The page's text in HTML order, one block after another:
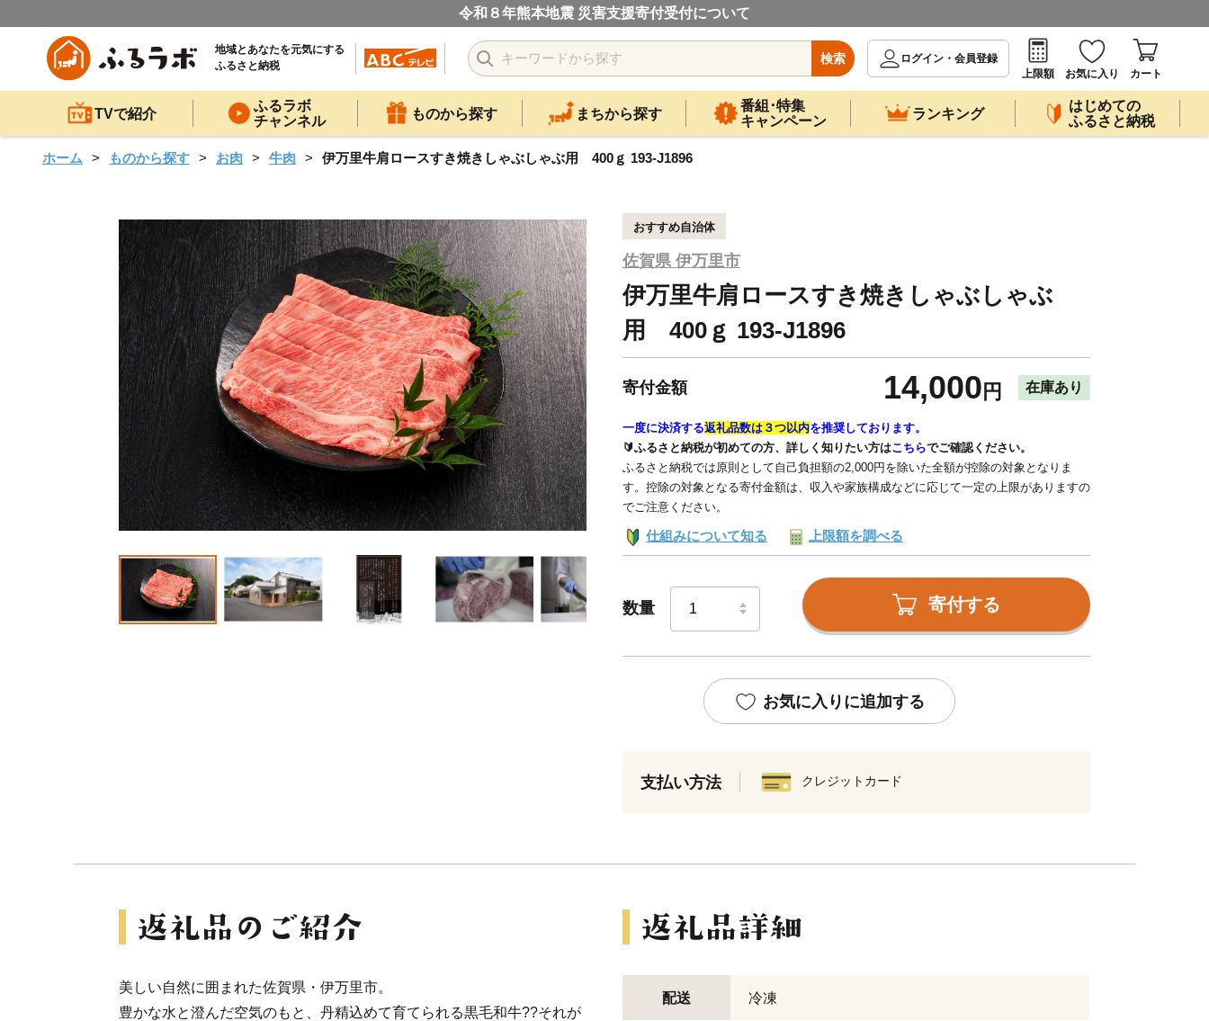
令和８年熊本地震 災害支援寄付受付について
地域とあなたを元気にする
ふるさと納税
検索
ログイン・会員登録
上限額
お気に入り カート
TVで紹介
ふるラボ
チャンネル
ものから探す まちから探す
番組･特集
キャンペーン
ランキング
はじめての
ふるさと納税
ホーム ものから探す お肉 牛肉 伊万里牛肩ロースすき焼きしゃぶしゃぶ用 400ｇ 193-J1896
おすすめ自治体
佐賀県 伊万里市
伊万里牛肩ロースすき焼きしゃぶしゃぶ
用 400ｇ 193-J1896
寄付金額 14,000 円 在庫あり
一度に決済する返礼品数は３つ以内を推奨しております。
🔰ふるさと納税が初めての方、詳しく知りたい方はこちらでご確認ください。
ふるさと納税では原則として自己負担額の2,000円を除いた全額が控除の対象となりま
す。控除の対象となる寄付金額は、収入や家族構成などに応じて一定の上限がありますの
でご注意ください。
仕組みについて知る 上限額を調べる
数量 寄付する
お気に入りに追加する
支払い方法 クレジットカード
美しい自然に囲まれた佐賀県・伊万里市。
豊かな水と澄んだ空気のもと、丹精込めて育てられる黒毛和牛??それが
配送 冷凍